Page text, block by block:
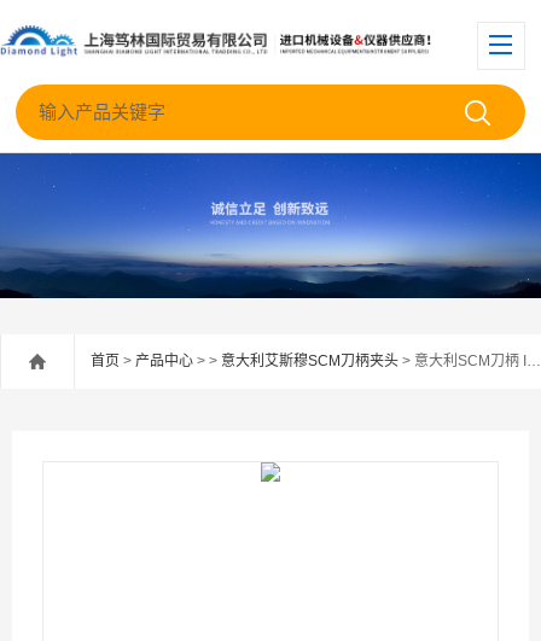
首页 > 产品中心 > > 意大利艾斯穆SCM刀柄夹头 > 意大利SCM刀柄 ISO DIN 69871-A/AD+B